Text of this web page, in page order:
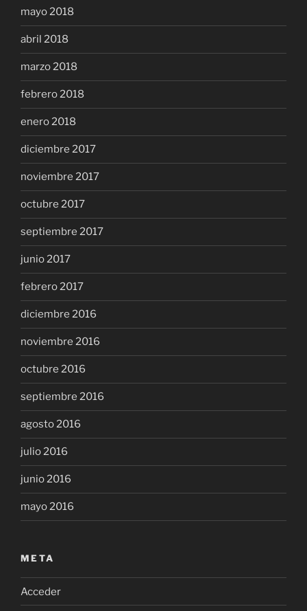
mayo 2018
abril 2018
marzo 2018
febrero 2018
enero 2018
diciembre 2017
noviembre 2017
octubre 2017
septiembre 2017
junio 2017
febrero 2017
diciembre 2016
noviembre 2016
octubre 2016
septiembre 2016
agosto 2016
julio 2016
junio 2016
mayo 2016
META
Acceder